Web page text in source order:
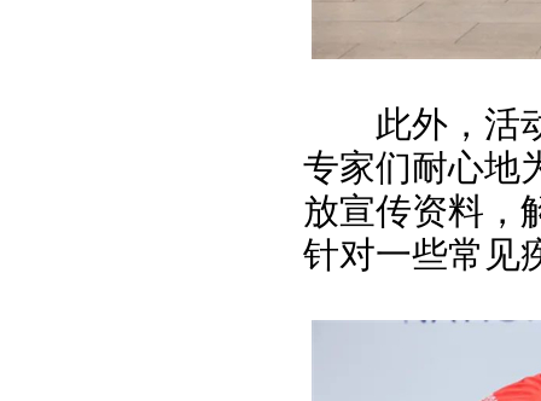
此外，活
专家们耐心地
放宣传资料，
针对一些常见